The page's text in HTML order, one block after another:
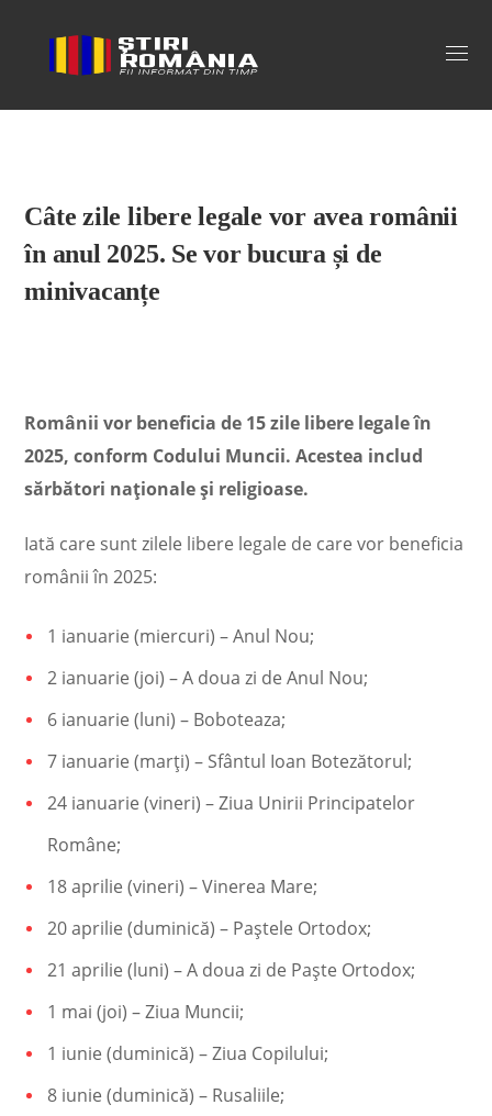
Stiri Romania
Câte zile libere legale vor avea românii
în anul 2025. Se vor bucura și de
minivacanțe
Românii vor beneficia de 15 zile libere legale în
2025, conform Codului Muncii. Acestea includ
sărbători naționale și religioase.
Iată care sunt zilele libere legale de care vor beneficia
românii în 2025:
1 ianuarie (miercuri) – Anul Nou;
2 ianuarie (joi) – A doua zi de Anul Nou;
6 ianuarie (luni) – Boboteaza;
7 ianuarie (marți) – Sfântul Ioan Botezătorul;
24 ianuarie (vineri) – Ziua Unirii Principatelor
Române;
18 aprilie (vineri) – Vinerea Mare;
20 aprilie (duminică) – Paștele Ortodox;
21 aprilie (luni) – A doua zi de Paște Ortodox;
1 mai (joi) – Ziua Muncii;
1 iunie (duminică) – Ziua Copilului;
8 iunie (duminică) – Rusaliile;